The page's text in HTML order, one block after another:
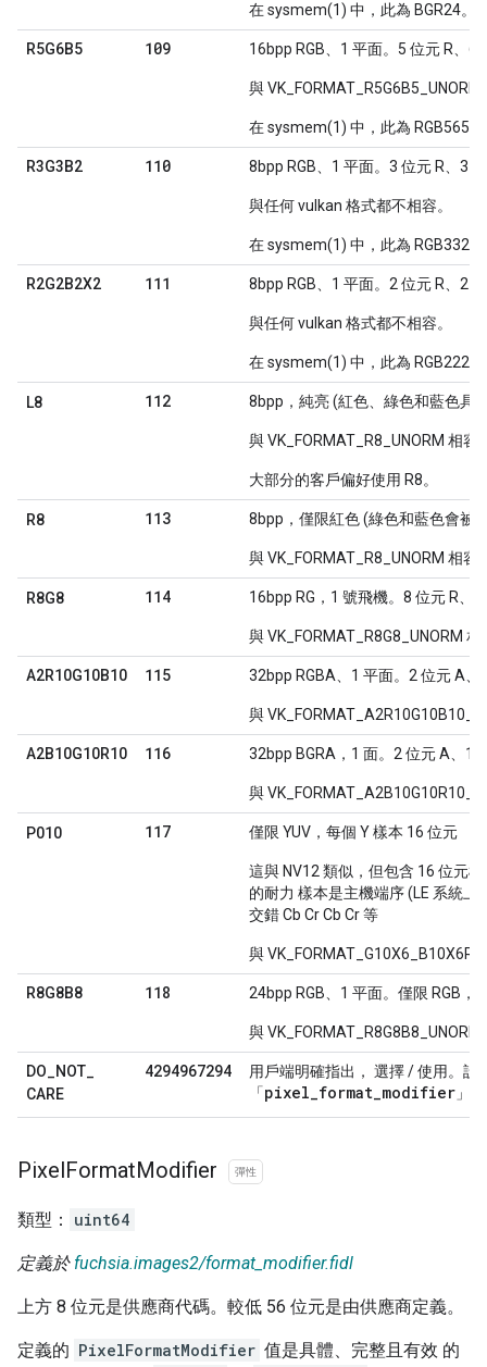
在 sysmem(1) 中，此為 BGR24。
R5G6B5 109 16bpp RGB、1 平面。5 位元 R、6
與
在 sysmem(1) 中，此為 RGB565。
R3G3B2 110 8bpp RGB、1 平面。3 位元 R、3
與任何 vulkan 格式都不相容。
在 sysmem(1) 中，此為 RGB332。
R2G2B2X2 111 8bpp RGB、1 平面。2 位元 R、2
與任何 vulkan 格式都不相容。
在 sysmem(1) 中，此為 RGB2220
L8 112 8bpp，純亮 (紅色、綠色和藍色具
與 VK_FORMAT_R8_UNORM 相容
大部分的客戶偏好使用 R8。
R8 113 8bpp，僅限紅色 (綠色和藍色會被
與 VK_FORMAT_R8_UNORM 相容
R8G8 114 16bpp RG，1 號飛機。8 位元 R、8
與 VK_FORMAT_R8G8_UNORM 相
A2R10G10B10 115 32bpp RGBA、1 平面。2 位元 A、
與
A2B10G10R10 116 32bpp BGRA，1 面。2 位元 A、
與
P010 117 僅限 YUV，每個 Y 樣本 16 位元
這與 NV12 類似，但包含 16 位元
的耐力 樣本是主機端序 (LE 系統上
交錯 Cb Cr Cb Cr 等
與
R8G8B8 118 24bpp RGB、1 平面。僅限 RGB，
與 VK_FORMAT_R8G8B8_UNORM
DO NOT
CARE
4294967294
用戶端明確指出， 選擇 / 使用。設
「pixel_format_modifier 」。
PixelFormatModifier 彈性
類型： uint64
定義於 fuchsia.images2/format_modifier.fidl
上方 8 位元是供應商代碼。較低 56 位元是由供應商定義。
定義的 PixelFormatModifier 值是具體、完整且有效 的